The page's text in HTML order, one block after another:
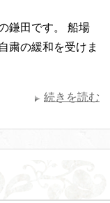
鎌田です。 船場
粛の緩和を受けま
続きを読む